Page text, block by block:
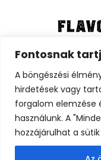
Fontosnak
A böngészési
hirdetések vagy
forgalom elemzése
használunk. A
hozzájárulhat a
Minden jog
Általános